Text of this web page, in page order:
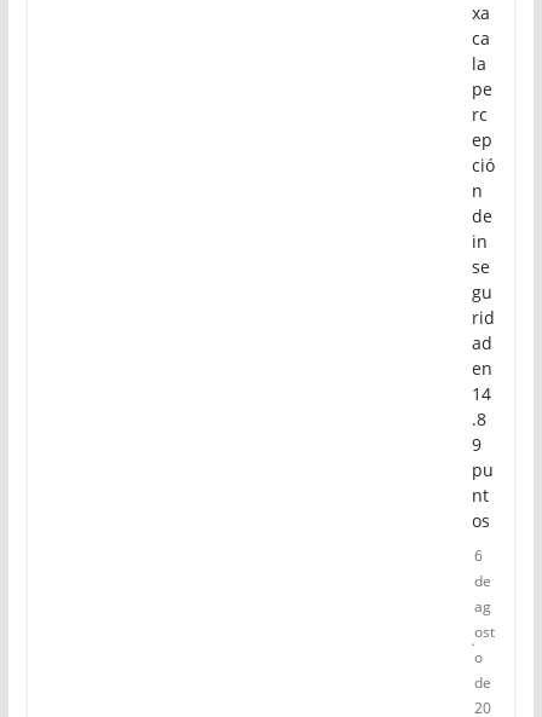
Di
s
mi
nu
ye
en
Oa
xa
ca
la
pe
rc
ep
ció
n
de
in
se
gu
rid
ad
en
14
.8
9
pu
nt
os